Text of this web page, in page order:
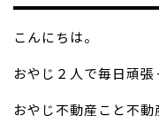
不動産
こんにちは。
おやじ２人で毎日頑張
おやじ不動産こと不